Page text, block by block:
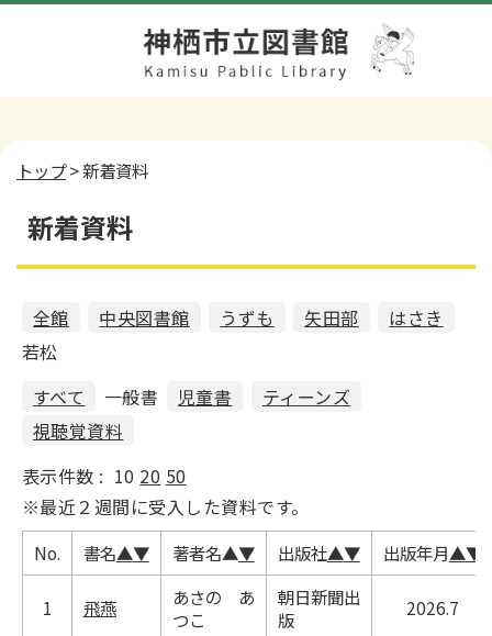
トップ> 新着資料
新着資料
全館 中央図書館 うずも 矢田部
はさき
若松
すべて
一般書 児童書
ティーンズ
視聴覚資料
表示件数 : 10 20 50
※最近２週間に受入した資料です。
No. 書名▲▼ 著者名▲▼ 出版社▲▼ 出版年月▲▼
1 飛燕
あさの あ
つこ
朝日新聞出
版
2026.7